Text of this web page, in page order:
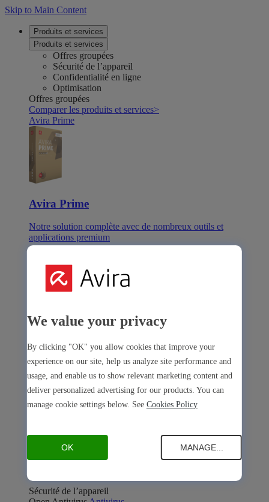
Skip to Main Content
Produits et services
Produits et services
Offres groupées
Sécurité de l’appareil
Confidentialité en ligne
Optimisation
Offres groupées
Comparer les produits et services>
Avira Prime
Avira Prime
Notre solution complète avec de nombreux outils et
applications premium
Avira Internet Security
Notre solution 3-en-1 avec de nombreux outils premium
Free Security
Sécurité de l’appareil
We value your privacy
By clicking "OK" you allow cookies that improve your
experience on our site, help us analyze site performance and
usage, and enable us to show relevant marketing content and
deliver personalized advertising for our products. You can
manage cookie settings below. See Cookies Policy
OK MANAGE...